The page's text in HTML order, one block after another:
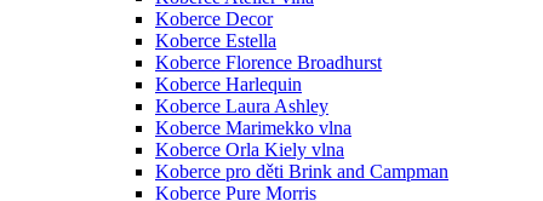
Koberce Decor
Koberce Estella
Koberce Florence Broadhurst
Koberce Harlequin
Koberce Laura Ashley
Koberce Marimekko vlna
Koberce Orla Kiely vlna
Koberce pro děti Brink and Campman
Koberce Pure Morris